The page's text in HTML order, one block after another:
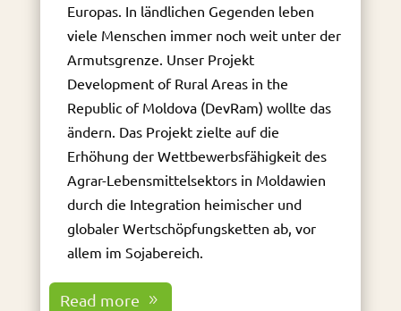
Europas. In ländlichen Gegenden leben
viele Menschen immer noch weit unter der
Armutsgrenze. Unser Projekt
Development of Rural Areas in the
Republic of Moldova (DevRam) wollte das
ändern. Das Projekt zielte auf die
Erhöhung der Wettbewerbsfähigkeit des
Agrar-Lebensmittelsektors in Moldawien
durch die Integration heimischer und
globaler Wertschöpfungsketten ab, vor
allem im Sojabereich.
Read more